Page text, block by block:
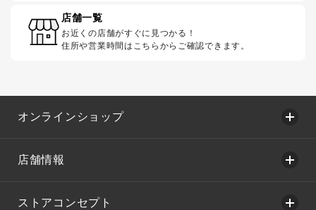
店舗一覧
お近くの店舗がすぐに見つかる！
住所や営業時間はこちらからご確認できます。
オンラインショップ
店舗情報
ストアコンセプト